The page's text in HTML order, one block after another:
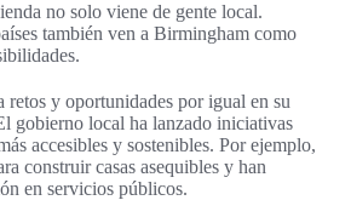
no solo viene de gente local.
también ven a Birmingham como
y oportunidades por igual en su
gobierno local ha lanzado iniciativas
accesibles y sostenibles. Por ejemplo,
construir casas asequibles y han
en servicios públicos.